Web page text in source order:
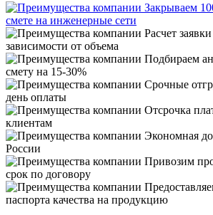
Закрываем
смете на инженерные сети
Расчет
зависимости от объема
Подбираем
смету на 15-30%
Срочные
день оплаты
Отсрочка
клиентам
Экономная
России
Привозим
срок по договору
паспорта качества на продукцию